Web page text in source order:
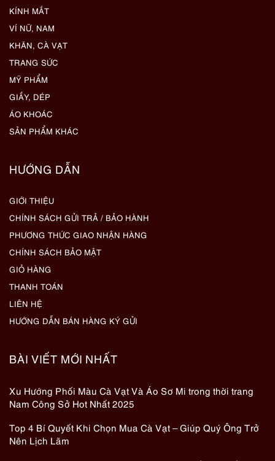
KÍNH MẮT
VÍ NỮ, NAM
KHĂN, CÀ VẠT
TRANG SỨC
MỸ PHẨM
GIẦY, DÉP
ÁO KHOÁC
SẢN PHẨM KHÁC
HƯỚNG DẪN
GIỚI THIỆU
CHÍNH SÁCH GỬI TRẢ / BẢO HÀNH
PHƯƠNG THỨC GIAO NHẬN HÀNG
CHÍNH SÁCH BẢO MẬT
GIỎ HÀNG
THANH TOÁN
LIÊN HỆ
HƯỚNG DẪN BÁN HÀNG KÝ GỬI
BÀI VIẾT MỚI NHẤT
Xu Hướng Phối Màu Cà Vạt Và Áo Sơ Mi trong thời trang
Nam Công Sở Hot Nhất 2025
Top 4 Bí Quyết Khi Chọn Mua Cà Vạt – Giúp Quý Ông Trở
Nên Lịch Lãm